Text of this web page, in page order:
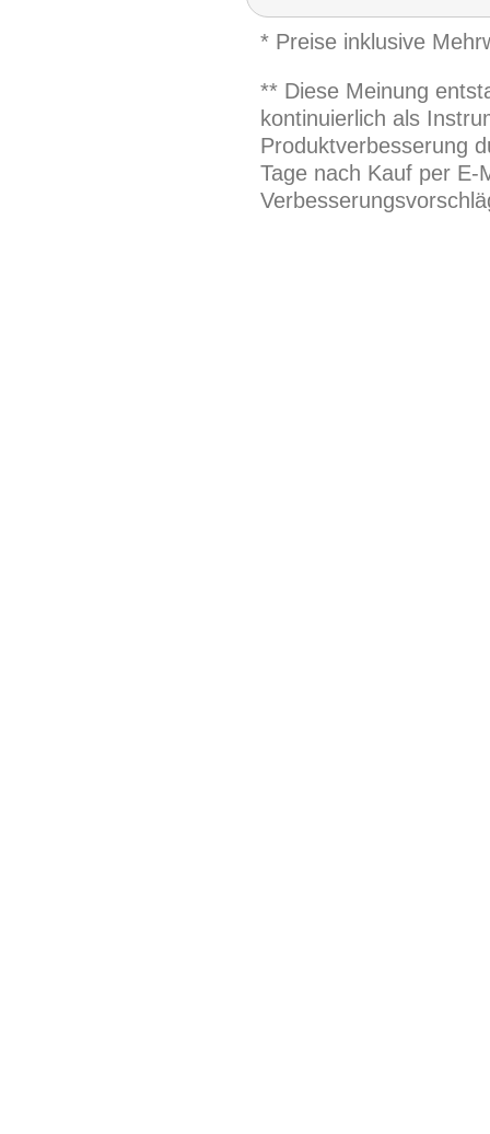
* Preise inklusive
** Diese Meinung
kontinuierlich als
Produktverbesserung
Tage nach Kauf per E-